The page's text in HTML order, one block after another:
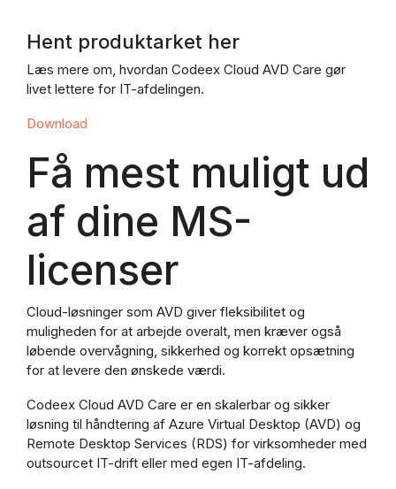
Hent produktarket her
Læs mere om, hvordan Codeex Cloud AVD Care gør
livet lettere for IT-afdelingen.
Download
Få mest muligt ud
af dine MS-
licenser
Cloud-løsninger som AVD giver fleksibilitet og
muligheden for at arbejde overalt, men kræver også
løbende overvågning, sikkerhed og korrekt opsætning
for at levere den ønskede værdi.
Codeex Cloud AVD Care er en skalerbar og sikker
løsning til håndtering af Azure Virtual Desktop (AVD) og
Remote Desktop Services (RDS) for virksomheder med
outsourcet IT-drift eller med egen IT-afdeling.